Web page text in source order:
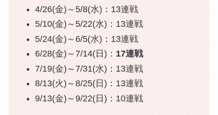
4/26(金)～5/8(水)：13連戦
5/10(金)～5/22(水)：13連戦
5/24(金)～6/5(水)：13連戦
6/28(金)～7/14(日)： 17連戦
7/19(金)～7/31(水)：13連戦
8/13(火)～8/25(日)：13連戦
9/13(金)～9/22(日)：10連戦